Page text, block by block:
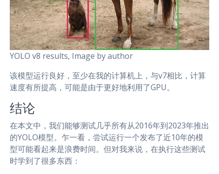
YOLO v8 results, Image by author
该模型运行良好，至少在我的计算机上，与v7相比，计算
速度有所提高，可能是由于更好地利用了GPU。
结论
在本文中，我们能够测试几乎所有从2016年到2023年推出
的YOLO模型。乍一看，尝试运行一个发布了近10年的模
型可能看起来是浪费时间。但对我来说，在执行这些测试
时学到了很多东西：